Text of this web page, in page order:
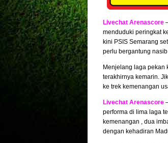
Livechat Arenascore
menduduki peringkat
kini PSIS Semarang
perlu bergantung
Menjelang laga pekan
terakhirnya kemarin.
ke trek kemenangan
Livechat Arenascore
performa di lima laga
kemenangan , dua
dengan kehadiran